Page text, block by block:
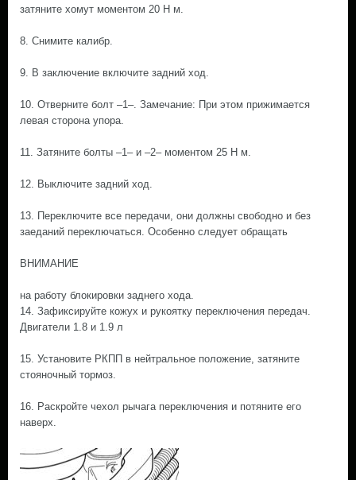
затяните хомут моментом 20 Н м.
8. Снимите калибр.
9. В заключение включите задний ход.
10. Отверните болт –1–. Замечание: При этом прижимается
левая сторона упора.
11. Затяните болты –1– и –2– моментом 25 Н м.
12. Выключите задний ход.
13. Переключите все передачи, они должны свободно и без
заеданий переключаться. Особенно следует обращать
ВНИМАНИЕ
на работу блокировки заднего хода.
14. Зафиксируйте кожух и рукоятку переключения передач.
Двигатели 1.8 и 1.9 л
15. Установите РКПП в нейтральное положение, затяните
стояночный тормоз.
16. Раскройте чехол рычага переключения и потяните его
наверх.